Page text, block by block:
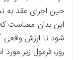
حین اجرای عقد به
این بدان معناست
شود تا ارزش
روز، فرمول زیر مورد